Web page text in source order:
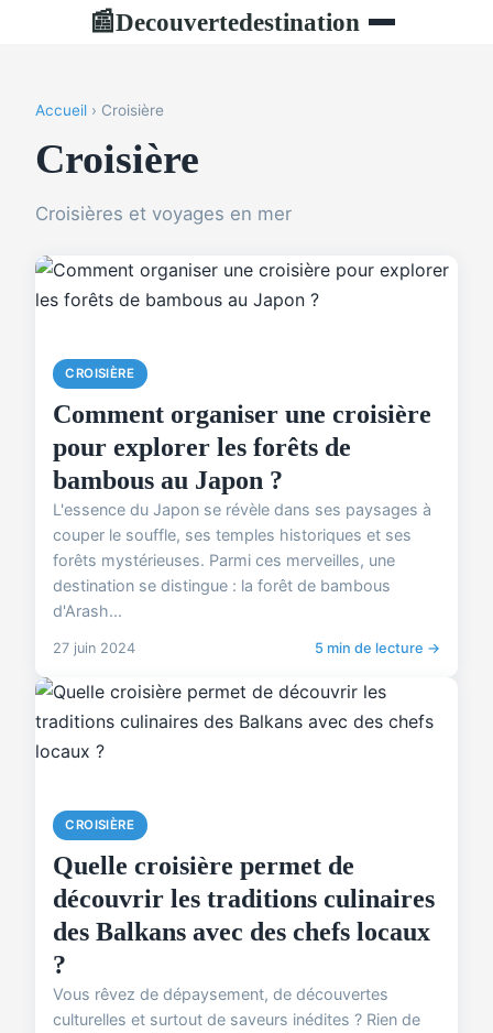
📰Decouvertedestination
Accueil › Croisière
Croisière
Croisières et voyages en mer
CROISIÈRE
Comment organiser une croisière
pour explorer les forêts de
bambous au Japon ?
L'essence du Japon se révèle dans ses paysages à
couper le souffle, ses temples historiques et ses
forêts mystérieuses. Parmi ces merveilles, une
destination se distingue : la forêt de bambous
d'Arash...
27 juin 2024 5 min de lecture →
CROISIÈRE
Quelle croisière permet de
découvrir les traditions culinaires
des Balkans avec des chefs locaux
?
Vous rêvez de dépaysement, de découvertes
culturelles et surtout de saveurs inédites ? Rien de